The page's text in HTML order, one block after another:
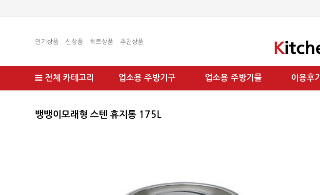
인기상품 신상품 히트상품 추천상품
전체 카테고리 업소용 주방기구 업소용 주방기물 이용후기
뱅뱅이모래형 스텐 휴지통 175L